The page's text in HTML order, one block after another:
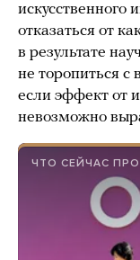
искусственного
отказаться от
в результате
не торопиться
если эффект от
невозможно
ЧТО СЕЙЧАС